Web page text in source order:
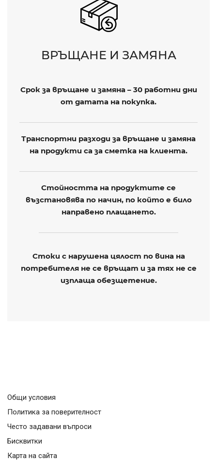
ВРЪЩАНЕ И ЗАМЯНА
Срок за връщане и замяна – 30 работни дни
от датата на покупка.
Транспортни разходи за връщане и замяна
на продукти са за сметка на клиента.
Стойността на продуктите се
възстановява по начин, по който е било
направено плащането.
Стоки с нарушена цялост по вина на
потребителя не се връщат и за тях не се
изплаща обезщетение.
Общи условия
Политика за поверителност
Често задавани въпроси
Бисквитки
Карта на сайта